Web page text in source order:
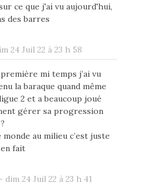
ce que j'ai vu aujourd'hui,
des barres
24 Juil 22 à 23 h 58
mi temps j’ai vu
la baraque quand même
2 et a beaucoup joué
gérer sa progression
monde au milieu c’est juste
fait
dim 24 Juil 22 à 23 h 41